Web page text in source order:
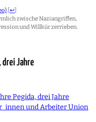
. [↩
zwische Naziangriffen,
und Willkür zerrieben.
drei Jahre
Pegida, drei Jahre
und Arbeiter Union